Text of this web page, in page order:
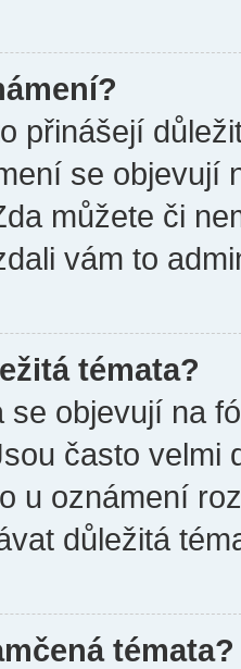
přinášejí
se objevují
můžete či
vám to
témata?
se objevují na
často velmi
u oznámení
důležitá
témata?